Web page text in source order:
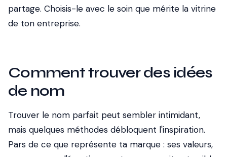
partage. Choisis-le avec le soin que mérite la vitrine
de ton entreprise.
Comment trouver des idées
de nom
Trouver le nom parfait peut sembler intimidant,
mais quelques méthodes débloquent l'inspiration.
Pars de ce que représente ta marque : ses valeurs,